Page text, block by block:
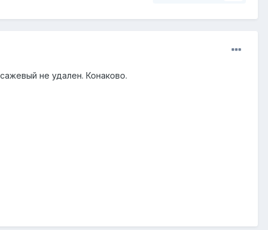
не удален. Конаково.